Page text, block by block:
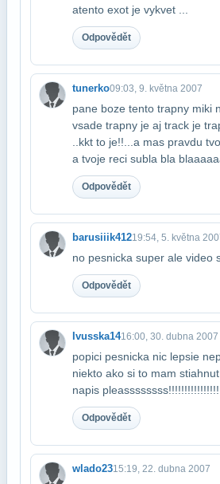
a​tento exot je vykvet ...
Odpovědět
tunerko09:03, 9. května 2007
pane boze tento trapny miki
vsade trapny je aj track je
..kkt to je!!...a mas pravdu
a tvoje reci su​bla bla
Odpovědět
barusiiik41219:54, 5. května
no pesnicka super ale video
Odpovědět
Ivusska1416:00, 30. dubna 2007
popici pesnicka nic lepsie
niekto ako si to mam
napis
Odpovědět
wlado2315:19, 22. dubna 2007